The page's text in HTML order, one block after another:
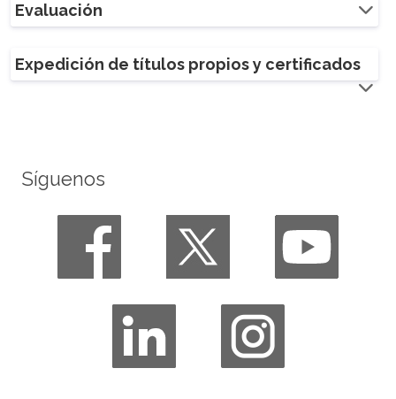
Evaluación
Expedición de títulos propios y certificados
Síguenos